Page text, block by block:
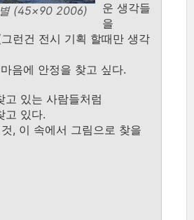
(45×90 2006)
운 생각들
을
런건 전시 기획 할때만 생각
음에 안정을 찾고 싶다.
고 있는 사람들처럼
고 있다.
, 이 속에서 그림으로 찾을